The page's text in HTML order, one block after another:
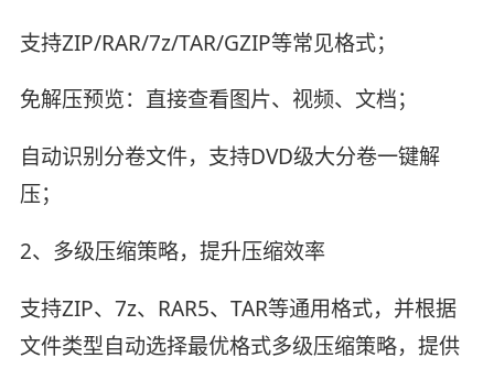
支持ZIP/RAR/7z/TAR/GZIP等常见格式；
免解压预览：直接查看图片、视频、文档；
自动识别分卷文件，支持DVD级大分卷一键解
压；
2、多级压缩策略，提升压缩效率
支持ZIP、7z、RAR5、TAR等通用格式，并根据
文件类型自动选择最优格式多级压缩策略，提供